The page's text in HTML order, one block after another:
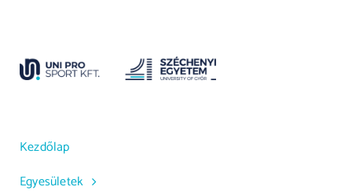
Kezdőlap
Egyesületek